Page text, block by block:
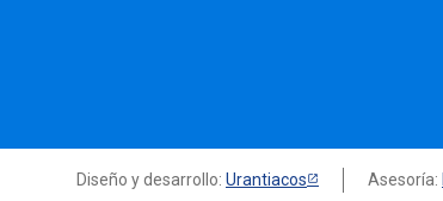
Diseño y desarrollo: Urantiacos Asesoría: